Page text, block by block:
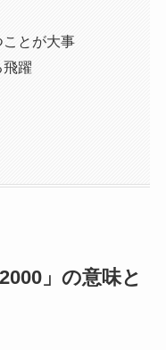
ことが大事
飛躍
」の意味と